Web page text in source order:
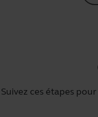
Suivez ces étapes